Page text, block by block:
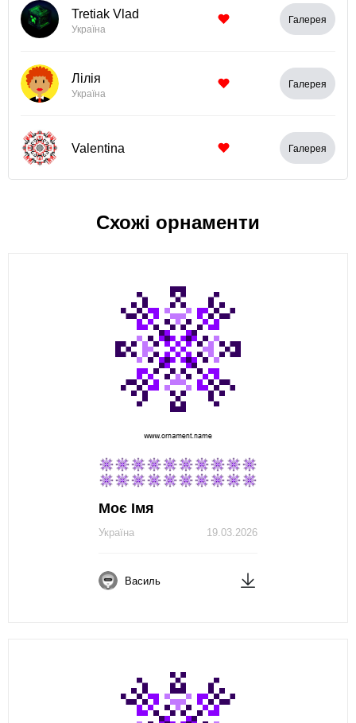
Tretiak Vlad
Україна
Галерея
Лілія
Україна
Галерея
Valentina Галерея
Схожі орнаменти
Моє Імя
19.03.2026
Україна
Василь